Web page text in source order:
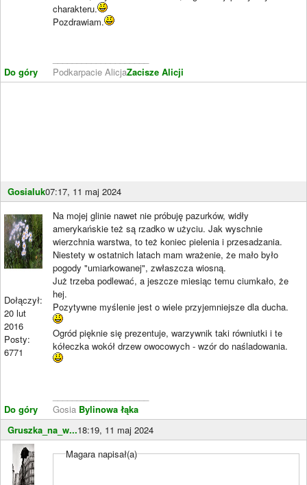
Do góry
charakteru.
Pozdrawiam.
Podkarpacie AlicjaZacisze Alicji
Gosialuk07:17, 11 maj 2024
Dołączył:
20 lut
2016
Posty:
6771
Do góry
Na mojej glinie nawet nie próbuję pazurków, widły
amerykańskie też są rzadko w użyciu. Jak wyschnie
wierzchnia warstwa, to też koniec pielenia i przesadzania.
Niestety w ostatnich latach mam wrażenie, że mało było
pogody "umiarkowanej", zwłaszcza wiosną.
Już trzeba podlewać, a jeszcze miesiąc temu ciumkało, że
hej.
Pozytywne myślenie jest o wiele przyjemniejsze dla ducha.
Ogród pięknie się prezentuje, warzywnik taki równiutki i te
kółeczka wokół drzew owocowych - wzór do naśladowania.
Gosia Bylinowa łąka
Gruszka_na_w...18:19, 11 maj 2024
Magara napisał(a)